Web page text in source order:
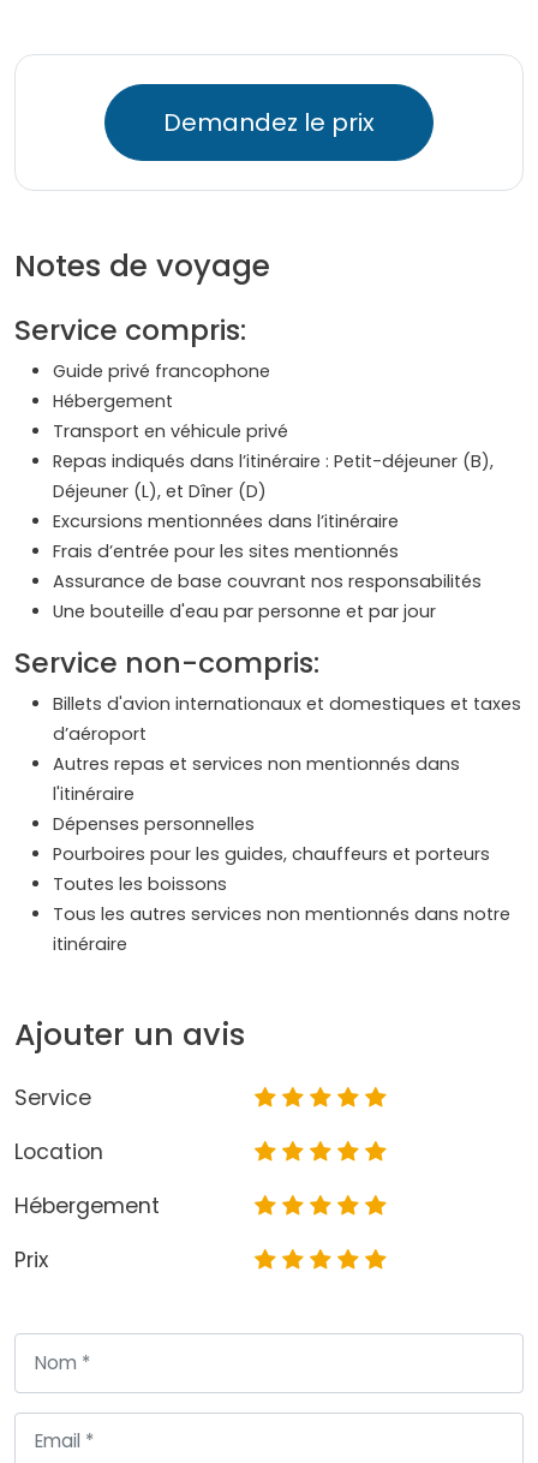
Demandez le prix
Notes de voyage
Service compris:
Guide privé francophone
Hébergement
Transport en véhicule privé
Repas indiqués dans l’itinéraire : Petit-déjeuner (B),
Déjeuner (L), et Dîner (D)
Excursions mentionnées dans l’itinéraire
Frais d’entrée pour les sites mentionnés
Assurance de base couvrant nos responsabilités
Une bouteille d'eau par personne et par jour
Service non-compris:
Billets d'avion internationaux et domestiques et taxes
d’aéroport
Autres repas et services non mentionnés dans
l'itinéraire
Dépenses personnelles
Pourboires pour les guides, chauffeurs et porteurs
Toutes les boissons
Tous les autres services non mentionnés dans notre
itinéraire
Ajouter un avis
Service
Location
Hébergement
Prix